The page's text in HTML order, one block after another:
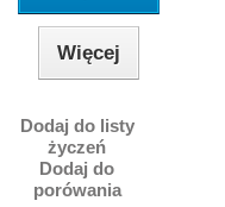
Więcej
Dodaj do listy
życzeń
Dodaj do
porówania